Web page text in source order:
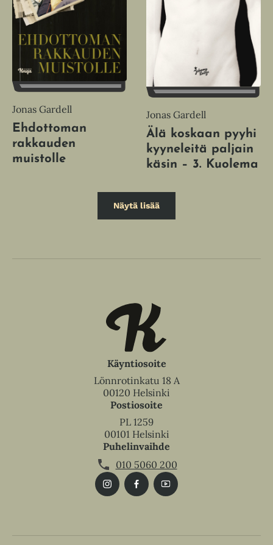
Jonas Gardell
Ehdottoman
rakkauden
muistolle
Jonas Gardell
Älä koskaan pyyhi
kyyneleitä paljain
käsin – 3. Kuolema
Näytä lisää
Käyntiosoite
Lönnrotinkatu 18 A
00120 Helsinki
Postiosoite
PL 1259
00101 Helsinki
Puhelinvaihde
010 5060 200